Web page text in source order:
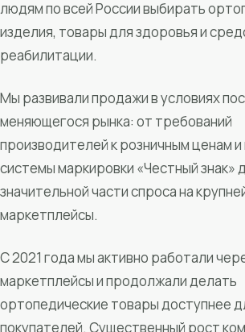
людям по всей России выбирать
изделия, товары для здоровья и
реабилитации.
Мы развивали продажи в условиях
меняющегося рынка: от требований
производителей к розничным ценам
системы маркировки «Честный знак»
значительной части спроса на
маркетплейсы.
С 2021 года мы активно работали
маркетплейсы и продолжали делать
ортопедические товары доступнее
покупателей. Существенный рост